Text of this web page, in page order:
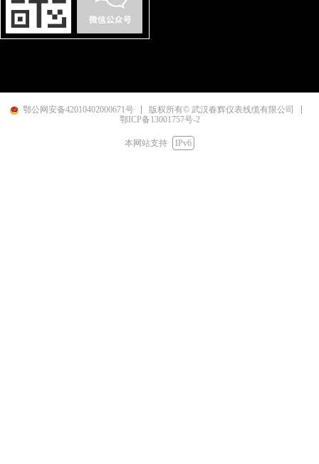
鄂公网安备42010402000671号
版权所有© 武汉春辉仪表线缆有限公司
鄂ICP备13001757号-2
本网站支持 IPv6